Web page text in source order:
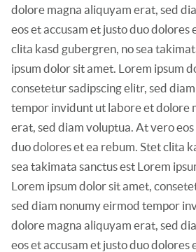
dolore magna aliquyam erat, sed
eos et accusam et justo duo dolores
clita kasd gubergren, no sea
ipsum dolor sit amet. Lorem ipsum
consetetur sadipscing elitr, sed
tempor invidunt ut labore et dolore
erat, sed diam voluptua. At vero
duo dolores et ea rebum. Stet clita
sea takimata sanctus est Lorem
Lorem ipsum dolor sit amet,
sed diam nonumy eirmod tempor
dolore magna aliquyam erat, sed
eos et accusam et justo duo dolores